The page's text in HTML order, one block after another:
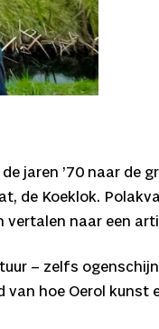
jaren ’70 naar de
de Koeklok.
vertalen naar een
– zelfs
hoe Oerol kunst